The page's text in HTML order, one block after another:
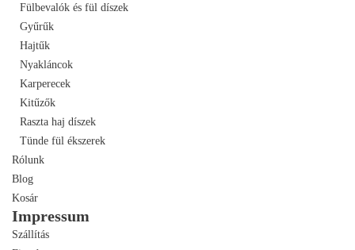
Fülbevalók és fül díszek
Gyűrűk
Hajtűk
Nyakláncok
Karperecek
Kitűzők
Raszta haj díszek
Tünde fül ékszerek
Rólunk
Blog
Kosár
Impressum
Szállítás